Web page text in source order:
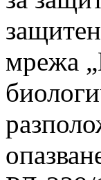
мрежа